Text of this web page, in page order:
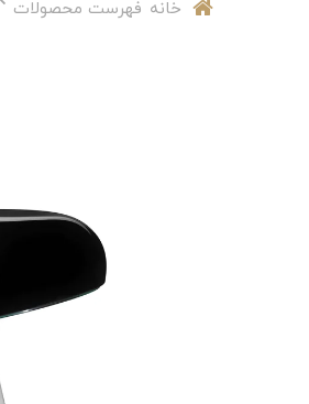
خانه فهرست محصولات